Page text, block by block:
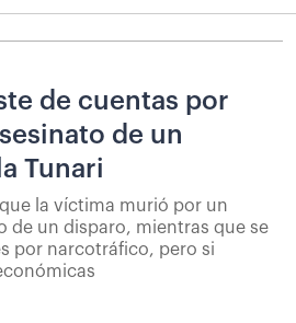
de cuentas por
de un
Tunari
la víctima murió por un
de un disparo, mientras que se
por narcotráfico, pero si